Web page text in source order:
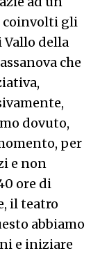
coinvolti gli
della
che
dovuto,
per
e non
ore di
il teatro
abbiamo
e iniziare